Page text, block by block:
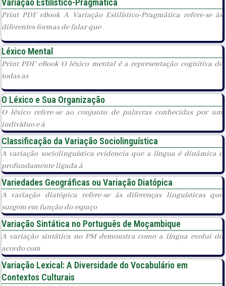
Variação Estilístico-Pragmática
Print PDF eBook A Variação Estilístico-Pragmática refere-se às
diferentes formas de falar que
Léxico Mental
Print PDF eBook O léxico mental é a representação cognitiva de
todas as
O Léxico e Sua Organização
O léxico refere-se ao conjunto de palavras conhecidas por um
indivíduo e à
Classificação da Variação Sociolinguística
A variação sociolinguística evidencia que a língua é dinâmica e
profundamente ligada à
Variedades Geográficas ou Variação Diatópica
A variação diatópica refere-se às diferenças linguísticas que
surgem em função do espaço
Variação Sintática no Português de Moçambique
A variação sintática no PM demonstra como a língua evolui de
acordo com
Variação Lexical: A Diversidade do Vocabulário em
Contextos Culturais